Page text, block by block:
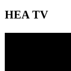
HEA TV